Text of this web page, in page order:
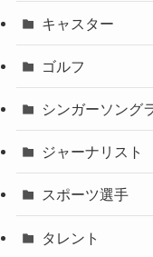
キャスター
ゴルフ
シンガーソング
ジャーナリスト
スポーツ選手
タレント